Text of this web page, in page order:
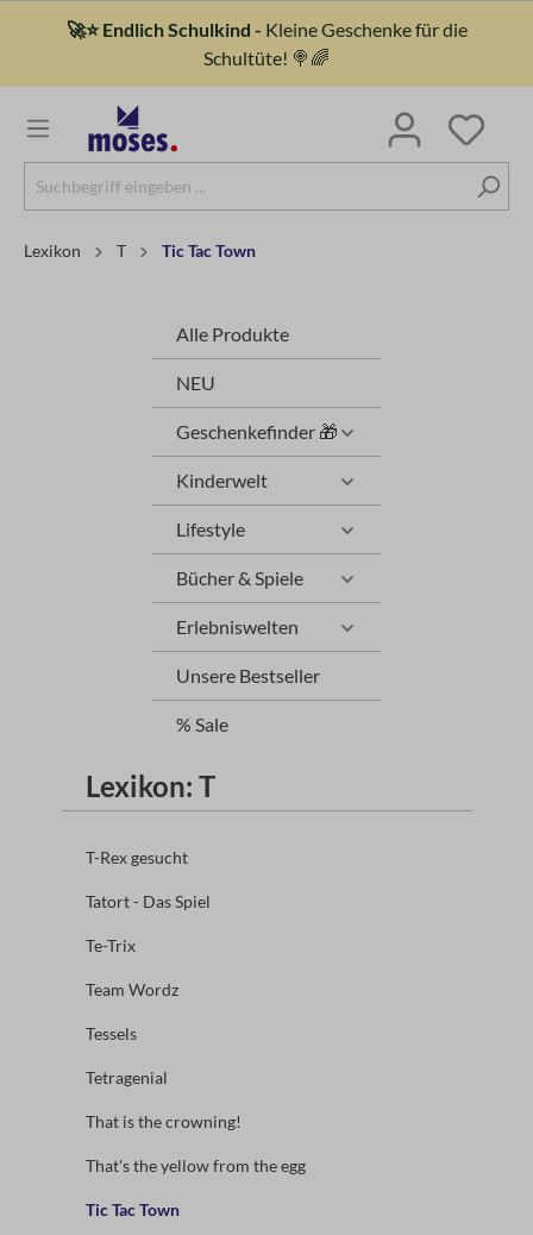
🚀⭐ Endlich Schulkind - Kleine Geschenke für die
Schultüte! 🍭🌈
Lexikon T Tic Tac Town
Alle Produkte
NEU
Geschenkefinder 🎁
Kinderwelt
Lifestyle
Bücher & Spiele
Erlebniswelten
Unsere Bestseller
% Sale
Lexikon: T
T-Rex gesucht
Tatort - Das Spiel
Te-Trix
Team Wordz
Tessels
Tetragenial
That is the crowning!
That's the yellow from the egg
Tic Tac Town